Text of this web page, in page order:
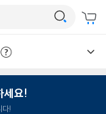
세요!
다!